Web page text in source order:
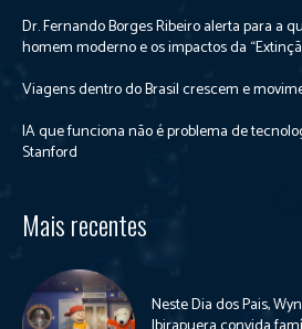
Dr. Fernando Borges Ribeiro alerta para a
homem moderno e os impactos da
Viagens dentro do Brasil crescem e
IA que funciona não é problema de
Stanford
Mais recentes
Neste Dia dos Pais,